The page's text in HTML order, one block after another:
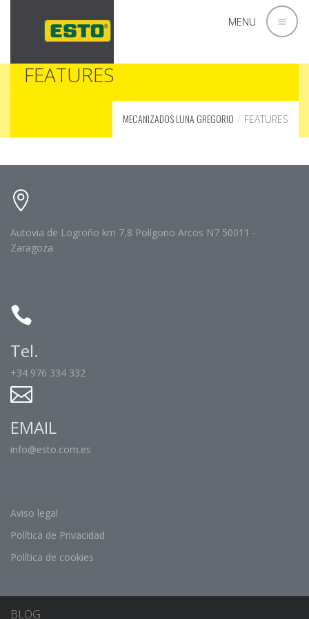
MENU
FEATURES
MECANIZADOS LUNA GREGORIO FEATURES
Autovia de Logroño km 7,8 Polígono Arcos N7 50011 -
Zaragoza
Tel.
+34 976 334 332
EMAIL
info@esto.com.es
Aviso legal
Política de Privacidad
Política de cookies
BLOG